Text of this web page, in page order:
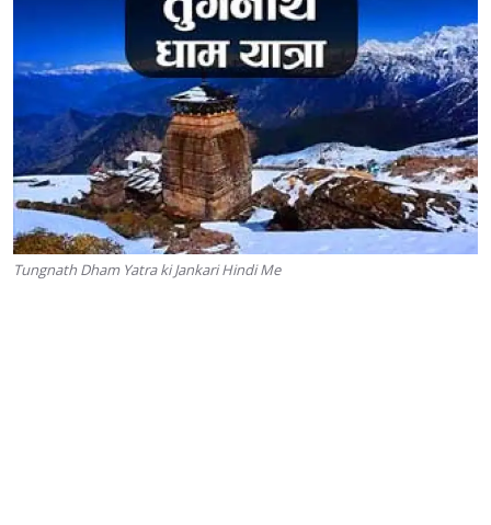
Tungnath Dham Yatra ki Jankari Hindi Me